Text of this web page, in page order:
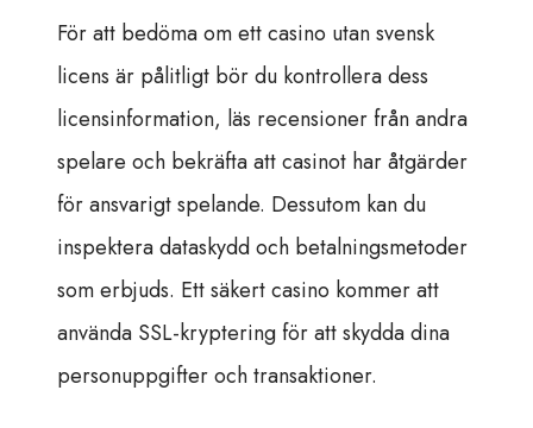
För att bedöma om ett casino utan svensk
licens är pålitligt bör du kontrollera dess
licensinformation, läs recensioner från andra
spelare och bekräfta att casinot har åtgärder
för ansvarigt spelande. Dessutom kan du
inspektera dataskydd och betalningsmetoder
som erbjuds. Ett säkert casino kommer att
använda SSL-kryptering för att skydda dina
personuppgifter och transaktioner.